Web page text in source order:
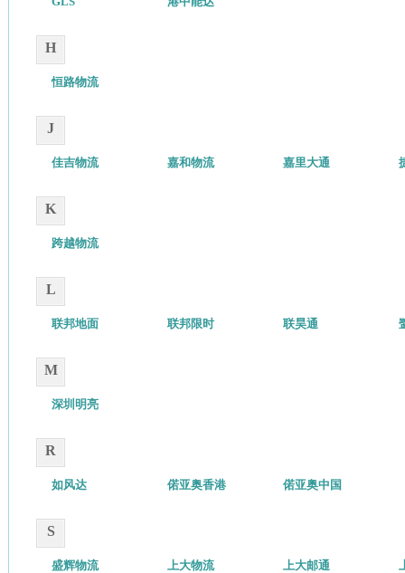
H
恒路物流
J
佳吉物流 嘉和物流 嘉里大通
K
跨越物流
L
联邦地面 联邦限时 联昊通
M
深圳明亮
R
如风达 偌亚奥香港 偌亚奥中国
S
盛辉物流 上大物流 上大邮通